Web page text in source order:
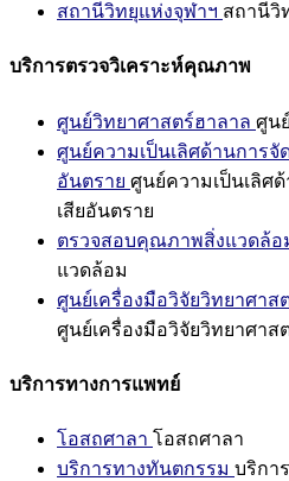
สถานีวิทยุแห่งจุฬาฯ สถานีวิ
บริการตรวจวิเคราะห์คุณภาพ
ศูนย์วิทยาศาสตร์ฮาลาล ศูน
ศูนย์ความเป็นเลิศด้านการจั
อันตราย ศูนย์ความเป็นเลิศ
เสียอันตราย
ตรวจสอบคุณภาพสิ่งแวดล้อ
แวดล้อม
ศูนย์เครื่องมือวิจัยวิทยาศาส
ศูนย์เครื่องมือวิจัยวิทยาศาส
บริการทางการแพทย์
โอสถศาลา โอสถศาลา
บริการทางทันตกรรม บริกา